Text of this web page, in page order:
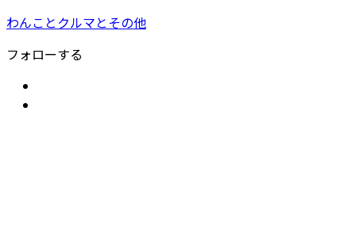
わんことクルマとその他
フォローする